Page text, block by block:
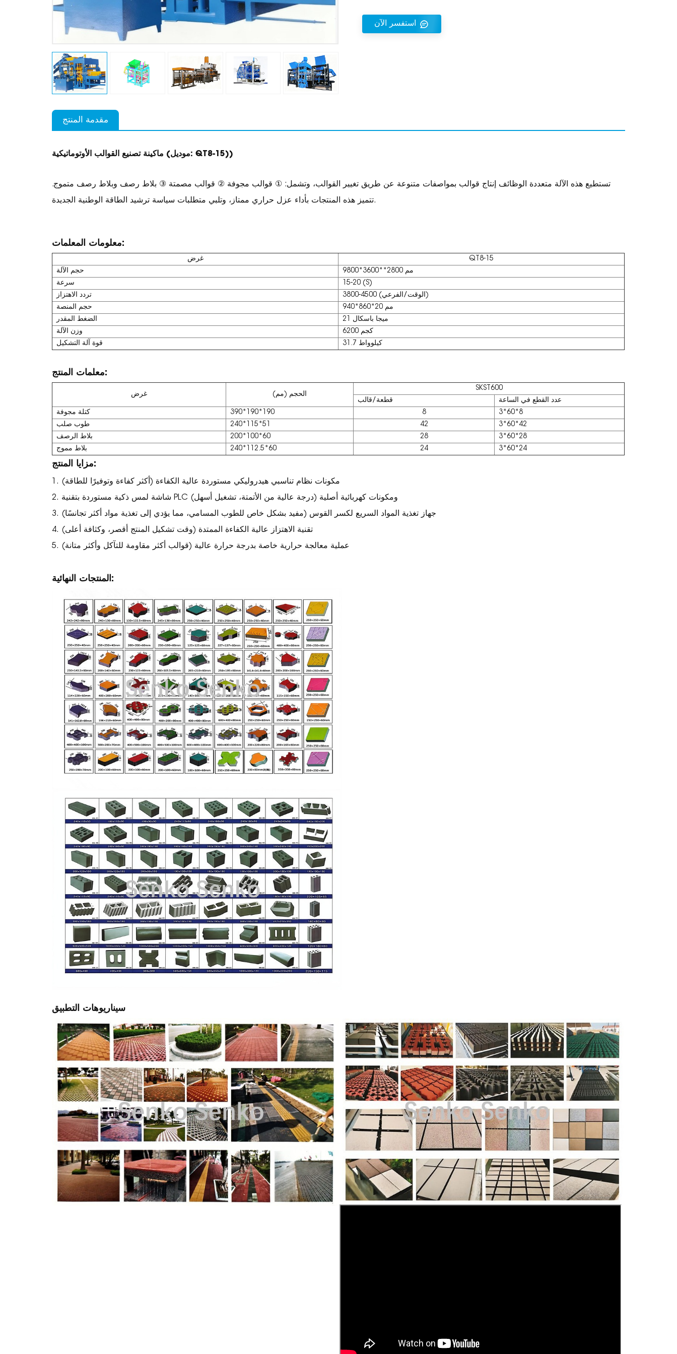
استفسر الآن
مقدمة المنتج
ماكينة تصنيع القوالب الأوتوماتيكية (موديل: QT8-15))
تستطيع هذه الآلة متعددة الوظائف إنتاج قوالب بمواصفات متنوعة عن طريق تغيير القوالب، وتشمل: ① قوالب مجوفة ② قوالب مصمتة ③ بلاط رصف وبلاط رصف متموج.
تتميز هذه المنتجات بأداء عزل حراري ممتاز، وتلبي متطلبات سياسة ترشيد الطاقة الوطنية الجديدة.
معلومات المعلمات:
غرض
QT8-15
حجم الآلة
9800*3600**2800 مم
سرعة
15-20 (S)
تردد الاهتزاز
3800-4500 (الوقت/الفرعي)
حجم المنصة
940*860*20 مم
الضغط المقدر
21 ميجا باسكال
وزن الآلة
6200 كجم
قوة آلة التشكيل
31.7 كيلوواط
معلمات المنتج:
غرض الحجم (مم)
SKST600
قطعة/قالب
عدد القطع في الساعة
كتلة مجوفة
390*190*190 8
3*60*8
طوب صلب
240*115*51 42
3*60*42
بلاط الرصف
200*100*60 28
3*60*28
بلاط مموج
240*112.5*60 24 3*60*24
مزايا المنتج:
1. مكونات نظام تناسبي هيدروليكي مستوردة عالية الكفاءة (أكثر كفاءة وتوفيرًا للطاقة)
2. شاشة لمس ذكية مستوردة بتقنية PLC ومكونات كهربائية أصلية (درجة عالية من الأتمتة، تشغيل أسهل)
3. جهاز تغذية المواد السريع لكسر القوس (مفيد بشكل خاص للطوب المسامي، مما يؤدي إلى تغذية مواد أكثر تجانسًا)
4. تقنية الاهتزاز عالية الكفاءة الممتدة (وقت تشكيل المنتج أقصر، وكثافة أعلى)
5. عملية معالجة حرارية خاصة بدرجة حرارة عالية (قوالب أكثر مقاومة للتآكل وأكثر متانة)
المنتجات النهائية:
سيناريوهات التطبيق